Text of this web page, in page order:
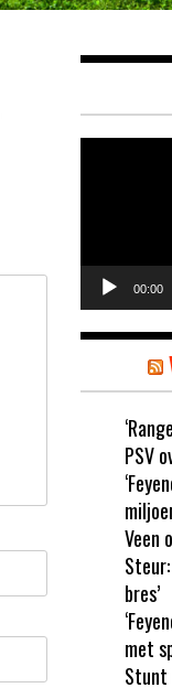
00:00
PSV
Veen
bres’
met
Stunt